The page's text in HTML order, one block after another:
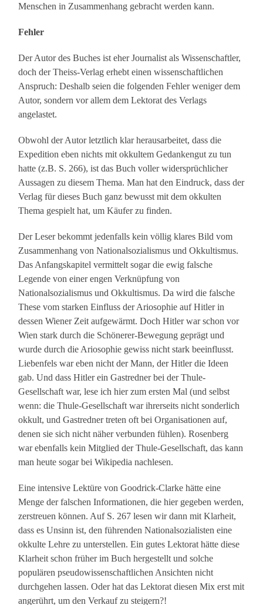
Menschen in Zusammenhang gebracht werden kann.
Fehler
Der Autor des Buches ist eher Journalist als Wissenschaftler,
doch der Theiss-Verlag erhebt einen wissenschaftlichen
Anspruch: Deshalb seien die folgenden Fehler weniger dem
Autor, sondern vor allem dem Lektorat des Verlags
angelastet.
Obwohl der Autor letztlich klar herausarbeitet, dass die
Expedition eben nichts mit okkultem Gedankengut zu tun
hatte (z.B. S. 266), ist das Buch voller widersprüchlicher
Aussagen zu diesem Thema. Man hat den Eindruck, dass der
Verlag für dieses Buch ganz bewusst mit dem okkulten
Thema gespielt hat, um Käufer zu finden.
Der Leser bekommt jedenfalls kein völlig klares Bild vom
Zusammenhang von Nationalsozialismus und Okkultismus.
Das Anfangskapitel vermittelt sogar die ewig falsche
Legende von einer engen Verknüpfung von
Nationalsozialismus und Okkultismus. Da wird die falsche
These vom starken Einfluss der Ariosophie auf Hitler in
dessen Wiener Zeit aufgewärmt. Doch Hitler war schon vor
Wien stark durch die Schönerer-Bewegung geprägt und
wurde durch die Ariosophie gewiss nicht stark beeinflusst.
Liebenfels war eben nicht der Mann, der Hitler die Ideen
gab. Und dass Hitler ein Gastredner bei der Thule-
Gesellschaft war, lese ich hier zum ersten Mal (und selbst
wenn: die Thule-Gesellschaft war ihrerseits nicht sonderlich
okkult, und Gastredner treten oft bei Organisationen auf,
denen sie sich nicht näher verbunden fühlen). Rosenberg
war ebenfalls kein Mitglied der Thule-Gesellschaft, das kann
man heute sogar bei Wikipedia nachlesen.
Eine intensive Lektüre von Goodrick-Clarke hätte eine
Menge der falschen Informationen, die hier gegeben werden,
zerstreuen können. Auf S. 267 lesen wir dann mit Klarheit,
dass es Unsinn ist, den führenden Nationalsozialisten eine
okkulte Lehre zu unterstellen. Ein gutes Lektorat hätte diese
Klarheit schon früher im Buch hergestellt und solche
populären pseudowissenschaftlichen Ansichten nicht
durchgehen lassen. Oder hat das Lektorat diesen Mix erst mit
angerührt, um den Verkauf zu steigern?!